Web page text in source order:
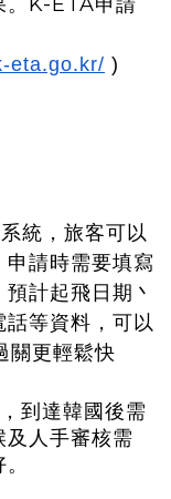
eta.go.kr/ )
統，旅客可以
請時需要填寫
計起飛日期丶
等資料，可以
關更輕鬆快
到達韓國後需
及人手審核需